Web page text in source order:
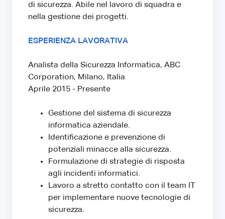
di sicurezza. Abile nel lavoro di squadra e
nella gestione dei progetti.
ESPERIENZA LAVORATIVA
Analista della Sicurezza Informatica, ABC
Corporation, Milano, Italia
Aprile 2015 - Presente
Gestione del sistema di sicurezza
informatica aziendale.
Identificazione e prevenzione di
potenziali minacce alla sicurezza.
Formulazione di strategie di risposta
agli incidenti informatici.
Lavoro a stretto contatto con il team IT
per implementare nuove tecnologie di
sicurezza.